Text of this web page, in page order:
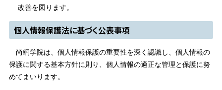
改善を図ります。
個人情報保護法に基づく公表事項
尚絅学院は、個人情報保護の重要性を深く認識し、個人情報の
保護に関する基本方針に則り、個人情報の適正な管理と保護に努
めてまいります。